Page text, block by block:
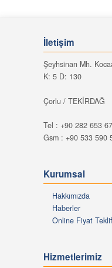
İletişim
Şeyhsinan Mh.
K: 5 D: 130
Çorlu / TEKİRDAĞ
Tel : +90 282 653
Gsm : +90 533 590
Kurumsal
Hakkımızda
Haberler
Online Fiyat
Hizmetlerimiz